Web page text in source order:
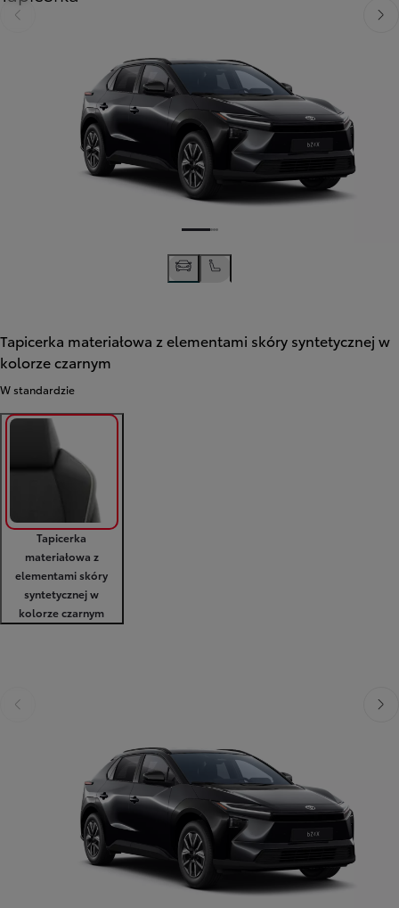
Poprzedni
Tapicerka materiałowa z elementami skóry syntetycznej w
kolorze czarnym
W standardzie
Tapicerka
materiałowa z
elementami skóry
syntetycznej w
kolorze czarnym
Poprzedni